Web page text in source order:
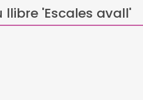
'Escales avall'